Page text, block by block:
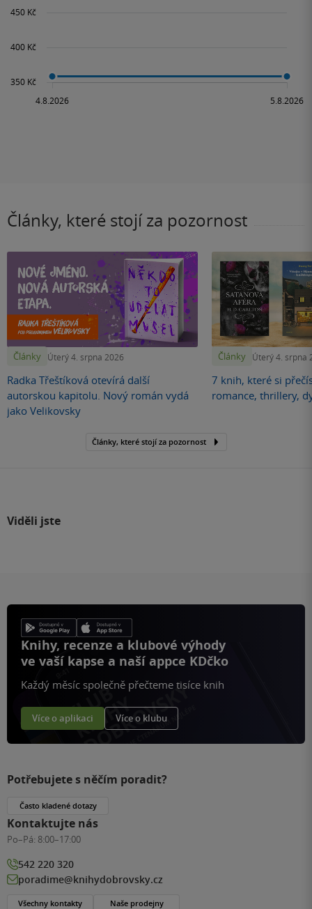
Články, které stojí za pozornost
Články Úterý 4. srpna 2026
Radka Třeštíková otevírá další
autorskou kapitolu. Nový román vydá
jako Velikovsky
Články Úterý 4. srpna
7 knih, které si
romance, thrillery,
Články, které stojí za pozornost
Viděli jste
Knihy, recenze a klubové výhody
ve vaší kapse a naší appce KDčko
Každý měsíc společně přečteme tisíce knih
Více o aplikaci Více o klubu
Potřebujete s něčím poradit?
Často kladené dotazy
Kontaktujte nás
Po–Pá: 8:00–17:00
542 220 320
poradime@knihydobrovsky.cz
Všechny kontakty Naše prodejny